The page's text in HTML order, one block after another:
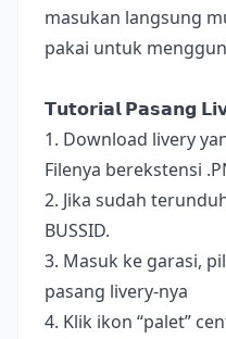
masukan langsung
pakai untuk
𝗧𝘂𝘁𝗼𝗿𝗶𝗮𝗹 𝗣𝗮𝘀𝗮𝗻𝗴
1. Download livery
Filenya berekstensi
2. Jika sudah
BUSSID.
3. Masuk ke garasi,
pasang livery-nya
4. Klik ikon “palet”